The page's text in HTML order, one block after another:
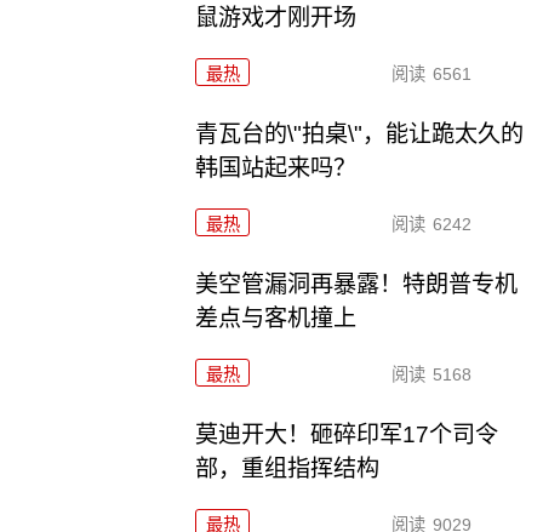
鼠游戏才刚开场
最热 阅读 6561
青瓦台的\"拍桌\"，能让跪太久的
韩国站起来吗？
最热 阅读 6242
美空管漏洞再暴露！特朗普专机
差点与客机撞上
最热 阅读 5168
莫迪开大！砸碎印军17个司令
部，重组指挥结构
最热 阅读 9029